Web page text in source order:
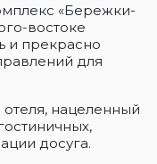
«Бережки-
востоке
и прекрасно
для
нацеленный
досуга.